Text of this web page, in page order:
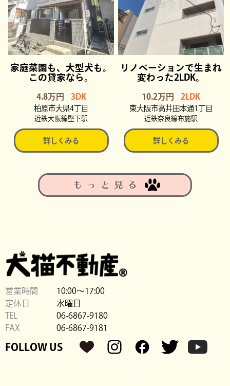
家庭菜園も、大型犬も。
この貸家なら。
4.8万円 3DK
柏原市大県4丁目
近鉄大阪線堅下駅
詳しくみる
リノベーションで生まれ
変わった2LDK。
10.2万円 2LDK
東大阪市高井田本通1丁目
近鉄奈良線布施駅
詳しくみる
もっと見る
営業時間
10:00〜17:00
定休日
水曜日
TEL
06-6867-9180
FAX
06-6867-9181
FOLLOW US